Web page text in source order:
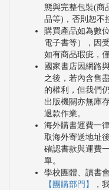
態與完整包裝(商
品等)，否則恕不
購買產品如為數
電子書等），因
如有商品瑕疵，
國家書店因網路
之後，若內含售
的權利，但我們
出版機關亦無庫
退款作業。
海外購書運費一
取海外寄送地址
確認書款與運費
單。
學校團體、讀書
【團購部門】
，